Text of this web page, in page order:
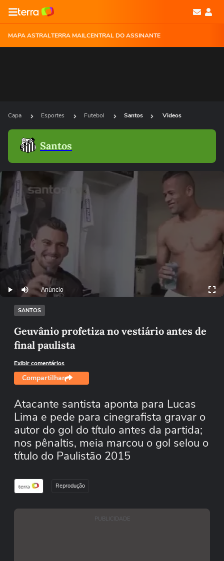
MAPA ASTRALTERRA MAILCENTRAL DO ASSINANTE
Capa Esportes Futebol Santos Videos
Santos
Play Mutar Anúncio
SANTOS
Geuvânio profetiza no vestiário antes de
final paulista
Exibir comentários
Compartilhar
Atacante santista aponta para Lucas
Lima e pede para cinegrafista gravar o
autor do gol do título antes da partida;
nos pênaltis, meia marcou o gol selou o
título do Paulistão 2015
Reprodução
PUBLICIDADE